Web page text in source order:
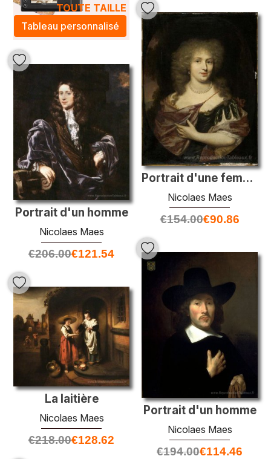
TOUTE TAILLE
Tableau personnalisé
Portrait d'une femme
Nicolaes Maes
€154.00€90.86
Portrait d'un homme
Nicolaes Maes
€206.00€121.54
Portrait d'un homme
Nicolaes Maes
€194.00€114.46
La laitière
Nicolaes Maes
€218.00€128.62